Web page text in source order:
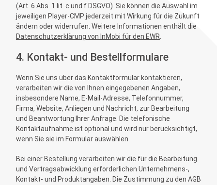
(Art. 6 Abs. 1 lit. c und f DSGVO). Sie können die Auswahl im
jeweiligen Player-CMP jederzeit mit Wirkung für die Zukunft
ändern oder widerrufen. Weitere Informationen enthält die
Datenschutzerklärung von InMobi für den EWR
4. Kontakt- und Bestellformulare
Wenn Sie uns über das Kontaktformular kontaktieren,
verarbeiten wir die von Ihnen eingegebenen Angaben,
insbesondere Name, E-Mail-Adresse, Telefonnummer,
Firma, Website, Anliegen und Nachricht, zur Bearbeitung
und Beantwortung Ihrer Anfrage. Die telefonische
Kontaktaufnahme ist optional und wird nur berücksichtigt,
wenn Sie sie im Formular auswählen.
Bei einer Bestellung verarbeiten wir die für die Bearbeitung
und Vertragsabwicklung erforderlichen Unternehmens-,
Kontakt- und Produktangaben. Die Zustimmung zu den AGB